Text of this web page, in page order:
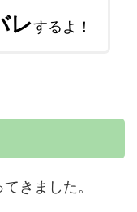
レするよ！
きました。